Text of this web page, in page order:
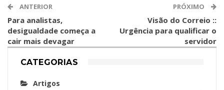
ANTERIOR
Para analistas,
desigualdade começa a
cair mais devagar
PRÓXIMO
Visão do Correio ::
Urgência para qualificar o
servidor
CATEGORIAS
Artigos